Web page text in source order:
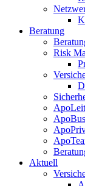
Beratung
Risk
Aktuell